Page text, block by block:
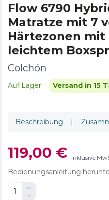
Flow 6790
Matratze mit 7
Härtezonen
leichtem
Colchón
Auf Lager Versand in 15
Beschreibung |
119,00 € Inklusive
Bedienungsanleitung